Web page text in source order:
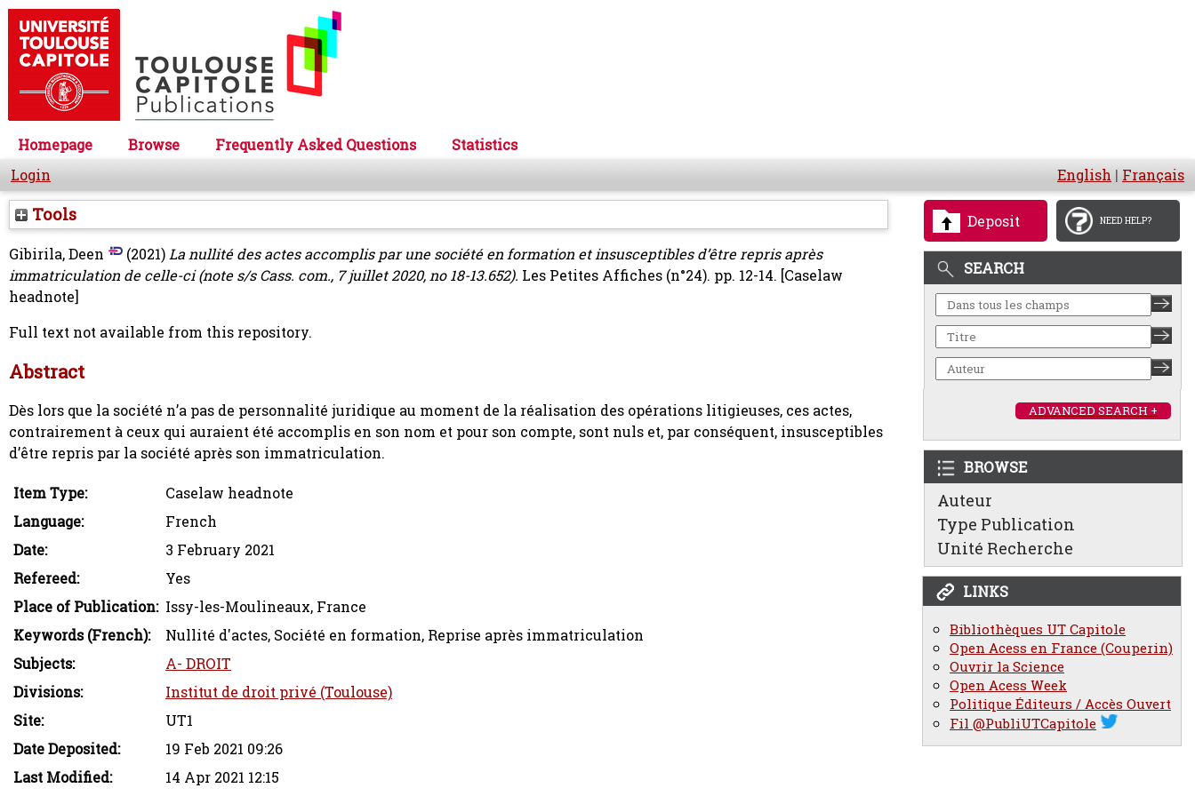
Homepage Browse Frequently Asked Questions
Statistics
Login
English | Français
Deposit NEED HELP?
SEARCH
ADVANCED SEARCH +
BROWSE
Auteur
Type Publication
Unité Recherche
LINKS
Bibliothèques UT Capitole
Open Acess en France (Couperin)
Ouvrir la Science
Open Acess Week
Politique Éditeurs / Accès Ouvert
Fil @PubliUTCapitole
Tools
Gibirila, Deen (2021)La nullité des actes accomplis par une société en formation et insusceptibles d’être repris après
immatriculation de celle-ci (note s/s Cass. com., 7 juillet 2020, no 18-13.652). Les Petites Affiches (n°24). pp. 12-14. [Caselaw
headnote]
Full text not available from this repository.
Abstract
Dès lors que la société n’a pas de personnalité juridique au moment de la réalisation des opérations litigieuses, ces actes,
contrairement à ceux qui auraient été accomplis en son nom et pour son compte, sont nuls et, par conséquent, insusceptibles
d’être repris par la société après son immatriculation.
Item Type:
Caselaw headnote
Language:
French
Date:
3 February 2021
Refereed:
Yes
Place of Publication: Issy-les-Moulineaux, France
Keywords (French):
Nullité d'actes, Société en formation, Reprise après immatriculation
Subjects:
A- DROIT
Divisions:
Institut de droit privé (Toulouse)
Site:
UT1
Date Deposited:
19 Feb 2021 09:26
Last Modified:
14 Apr 2021 12:15